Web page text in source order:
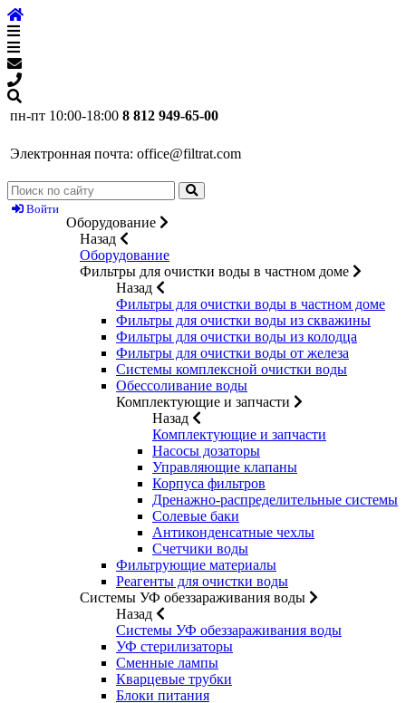
пн-пт 10:00-18:00 8 812 949-65-00
Электронная почта: office@filtrat.com
Войти
Оборудование
Назад
Оборудование
Фильтры для очистки воды в частном доме
Назад
Фильтры для очистки воды в частном доме
Фильтры для очистки воды из скважины
Фильтры для очистки воды из колодца
Фильтры для очистки воды от железа
Системы комплексной очистки воды
Обессоливание воды
Комплектующие и запчасти
Назад
Комплектующие и запчасти
Насосы дозаторы
Управляющие клапаны
Корпуса фильтров
Дренажно-распределительные системы
Солевые баки
Антиконденсатные чехлы
Счетчики воды
Фильтрующие материалы
Реагенты для очистки воды
Системы УФ обеззараживания воды
Назад
Системы УФ обеззараживания воды
УФ стерилизаторы
Сменные лампы
Кварцевые трубки
Блоки питания